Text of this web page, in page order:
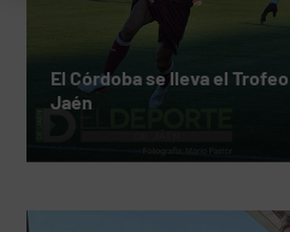
El Córdoba se lleva el
Jaén